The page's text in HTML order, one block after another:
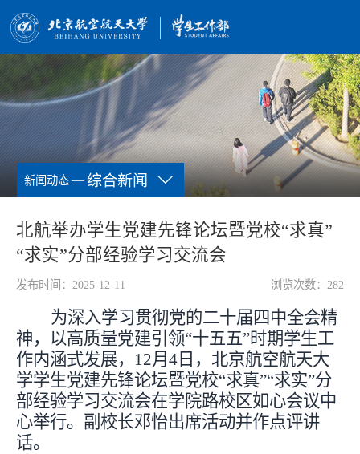
新闻动态—综合新闻
北航举办学生党建先锋论坛暨党校“求真”
“求实”分部经验学习交流会
发布时间：2025-12-11 浏览次数： 282
为深入学习贯彻党的二十届四中全会精
神，以高质量党建引领“十五五”时期学生工
作内涵式发展，12月4日，北京航空航天大
学学生党建先锋论坛暨党校“求真”“求实”分
部经验学习交流会在学院路校区如心会议中
心举行。副校长邓怡出席活动并作点评讲
话。